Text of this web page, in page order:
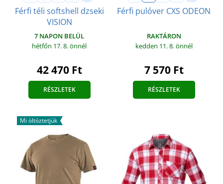
Férfi téli softshell dzseki
VISION
7 NAPON BELÜL
hétfőn 17. 8.önnél
42 470 Ft
RÉSZLETEK
Férfi pulóver CXS ODEON
RAKTÁRON
kedden 11. 8.önnél
7 570 Ft
RÉSZLETEK
Mi öltöztetjük